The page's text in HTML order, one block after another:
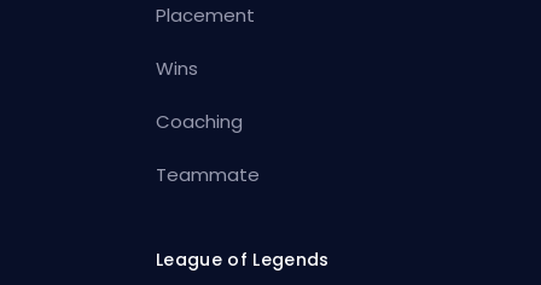
Placement
Wins
Coaching
Teammate
League of Legends